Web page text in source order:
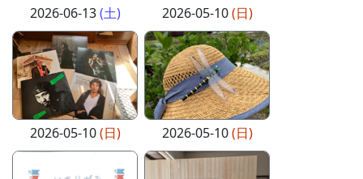
2026-06-13(土) 2026-05-10(日)
2026-05-10(日) 2026-05-10(日)